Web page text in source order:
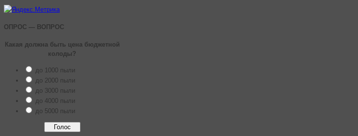
ОПРОС — ВОПРОС
Какая должна быть цена бюджетной
колоды?
до 1000 пыли
до 2000 пыли
до 3000 пыли
до 4000 пыли
до 5000 пыли